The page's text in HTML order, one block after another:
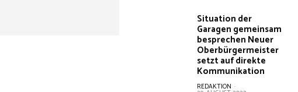
Situation der
Garagen gemeinsam
besprechen Neuer
Oberbürgermeister
setzt auf direkte
Kommunikation
REDAKTION -